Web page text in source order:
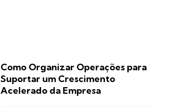
Como Organizar Operações para
Suportar um Crescimento
Acelerado da Empresa